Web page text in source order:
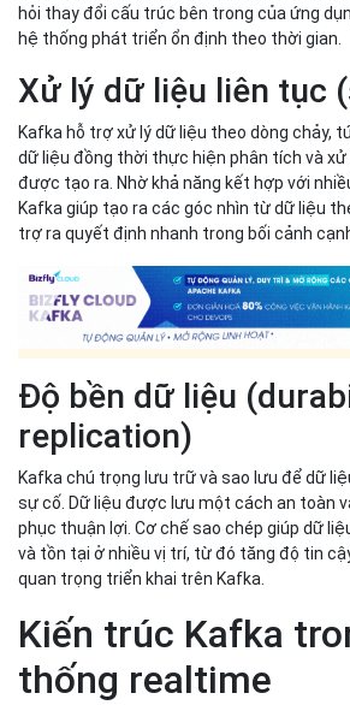
hỏi thay đổi cấu trúc bên trong của ứng
hệ thống phát triển ổn định theo thời gian.
Xử lý dữ liệu liên tục
Kafka hỗ trợ xử lý dữ liệu theo dòng chảy,
dữ liệu đồng thời thực hiện phân tích và xử
được tạo ra. Nhờ khả năng kết hợp với
Kafka giúp tạo ra các góc nhìn từ dữ liệu
trợ ra quyết định nhanh trong bối cảnh
Độ bền dữ liệu
replication)
Kafka chú trọng lưu trữ và sao lưu để dữ
sự cố. Dữ liệu được lưu một cách an toàn
phục thuận lợi. Cơ chế sao chép giúp dữ
và tồn tại ở nhiều vị trí, từ đó tăng độ tin
quan trọng triển khai trên Kafka.
Kiến trúc Kafka
thống realtime